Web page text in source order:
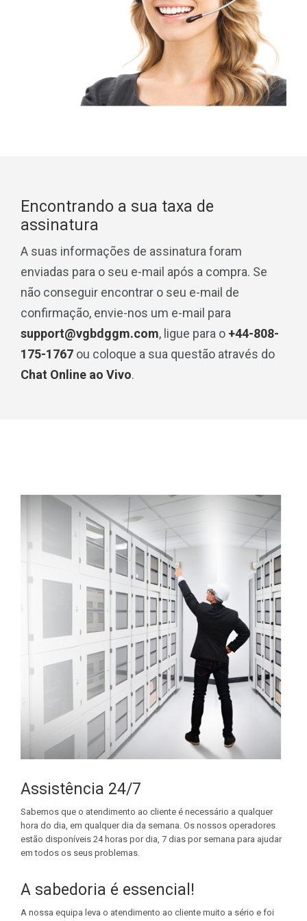
Encontrando a sua taxa de
assinatura
A suas informações de assinatura foram
enviadas para o seu e-mail após a compra. Se
não conseguir encontrar o seu e-mail de
confirmação, envie-nos um e-mail para
support@vgbdggm.com, ligue para o +44-808-
175-1767 ou coloque a sua questão através do
Chat Online ao Vivo.
Assistência 24/7
Sabemos que o atendimento ao cliente é necessário a qualquer
hora do dia, em qualquer dia da semana. Os nossos operadores
estão disponíveis 24 horas por dia, 7 dias por semana para ajudar
em todos os seus problemas.
A sabedoria é essencial!
A nossa equipa leva o atendimento ao cliente muito a sério e foi